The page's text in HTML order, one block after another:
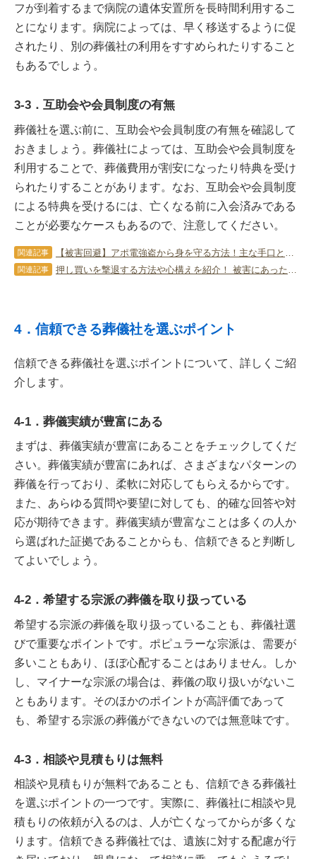
フが到着するまで病院の遺体安置所を長時間利用するこ
とになります。病院によっては、早く移送するように促
されたり、別の葬儀社の利用をすすめられたりすること
もあるでしょう。
3-3．互助会や会員制度の有無
葬儀社を選ぶ前に、互助会や会員制度の有無を確認して
おきましょう。葬儀社によっては、互助会や会員制度を
利用することで、葬儀費用が割安になったり特典を受け
られたりすることがあります。なお、互助会や会員制度
による特典を受けるには、亡くなる前に入会済みである
ことが必要なケースもあるので、注意してください。
関連記事
関連記事
4．信頼できる葬儀社を選ぶポイント
信頼できる葬儀社を選ぶポイントについて、詳しくご紹
介します。
4-1．葬儀実績が豊富にある
まずは、葬儀実績が豊富にあることをチェックしてくだ
さい。葬儀実績が豊富にあれば、さまざまなパターンの
葬儀を行っており、柔軟に対応してもらえるからです。
また、あらゆる質問や要望に対しても、的確な回答や対
応が期待できます。葬儀実績が豊富なことは多くの人か
ら選ばれた証拠であることからも、信頼できると判断し
てよいでしょう。
4-2．希望する宗派の葬儀を取り扱っている
希望する宗派の葬儀を取り扱っていることも、葬儀社選
びで重要なポイントです。ポピュラーな宗派は、需要が
多いこともあり、ほぼ心配することはありません。しか
し、マイナーな宗派の場合は、葬儀の取り扱いがないこ
ともあります。そのほかのポイントが高評価であって
も、希望する宗派の葬儀ができないのでは無意味です。
4-3．相談や見積もりは無料
相談や見積もりが無料であることも、信頼できる葬儀社
を選ぶポイントの一つです。実際に、葬儀社に相談や見
積もりの依頼が入るのは、人が亡くなってからが多くな
ります。信頼できる葬儀社では、遺族に対する配慮が行